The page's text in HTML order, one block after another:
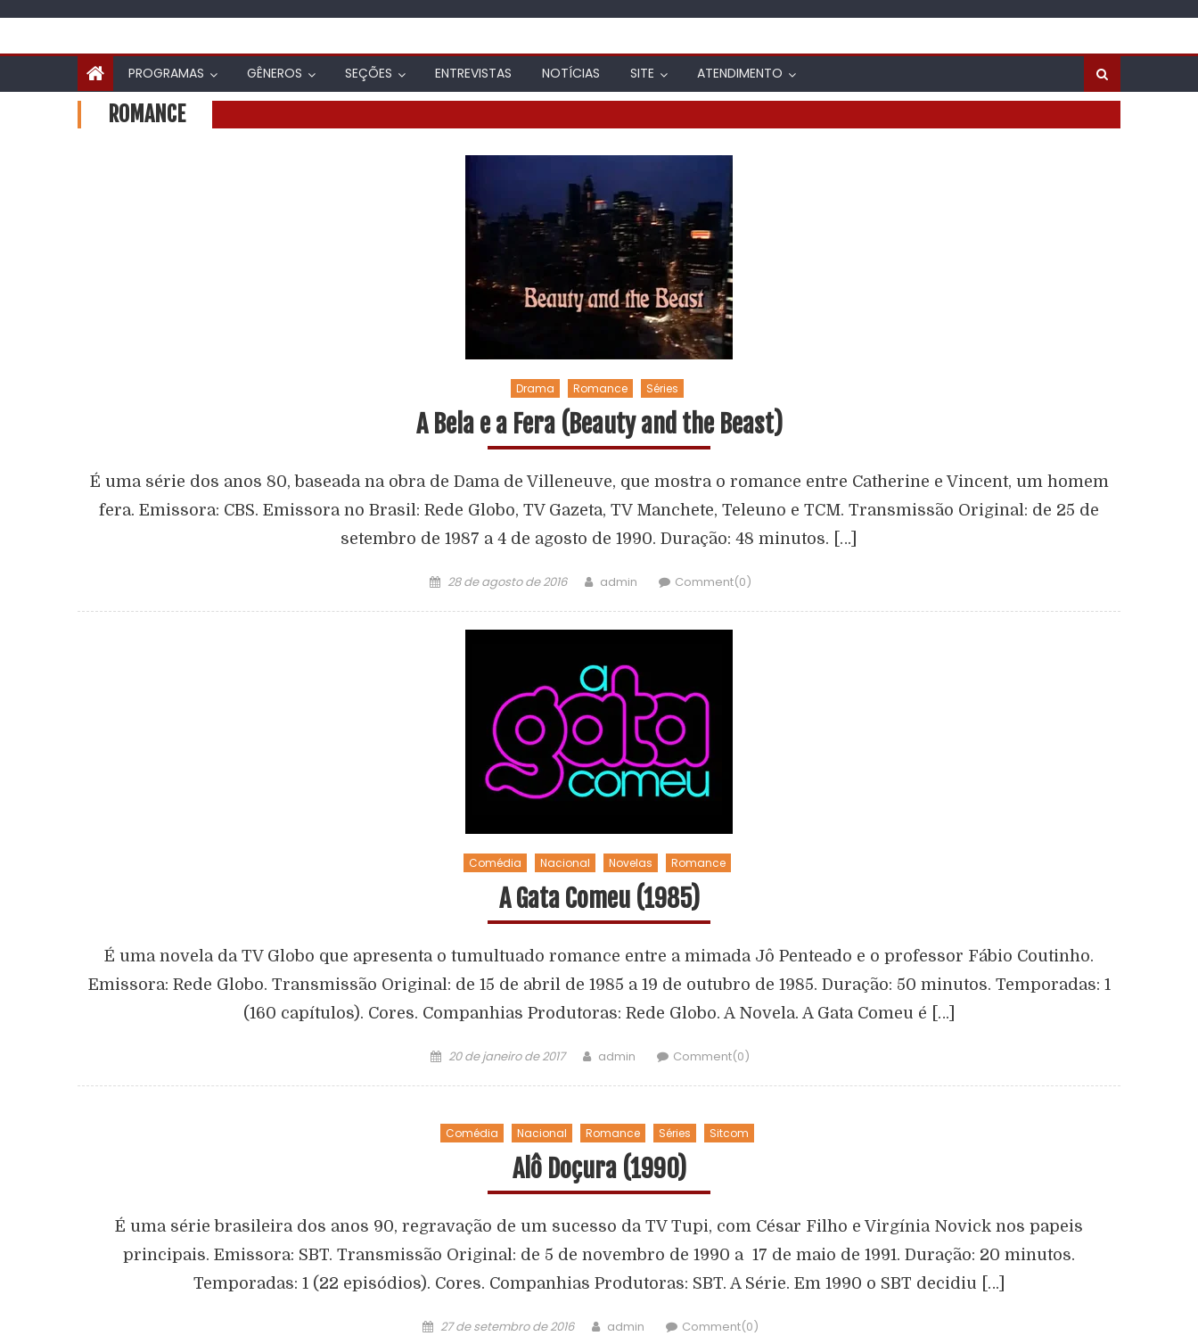
PROGRAMAS GÊNEROS SEÇÕES ENTREVISTAS NOTÍCIAS SITE ATENDIMENTO
ROMANCE
Drama Romance Séries
A Bela e a Fera (Beauty and the Beast)
É uma série dos anos 80, baseada na obra de Dama de Villeneuve, que mostra o romance entre Catherine e Vincent, um homem
fera. Emissora: CBS. Emissora no Brasil: Rede Globo, TV Gazeta, TV Manchete, Teleuno e TCM. Transmissão Original: de 25 de
setembro de 1987 a 4 de agosto de 1990. Duração: 48 minutos. […]
28 de agosto de 2016 admin Comment(0)
Comédia Nacional Novelas Romance
A Gata Comeu (1985)
É uma novela da TV Globo que apresenta o tumultuado romance entre a mimada Jô Penteado e o professor Fábio Coutinho.
Emissora: Rede Globo. Transmissão Original: de 15 de abril de 1985 a 19 de outubro de 1985. Duração: 50 minutos. Temporadas: 1
(160 capítulos). Cores. Companhias Produtoras: Rede Globo. A Novela. A Gata Comeu é […]
20 de janeiro de 2017 admin Comment(0)
Comédia Nacional Romance Séries Sitcom
Alô Doçura (1990)
É uma série brasileira dos anos 90, regravação de um sucesso da TV Tupi, com César Filho e Virgínia Novick nos papeis
principais. Emissora: SBT. Transmissão Original: de 5 de novembro de 1990 a 17 de maio de 1991. Duração: 20 minutos.
Temporadas: 1 (22 episódios). Cores. Companhias Produtoras: SBT. A Série. Em 1990 o SBT decidiu […]
27 de setembro de 2016 admin Comment(0)